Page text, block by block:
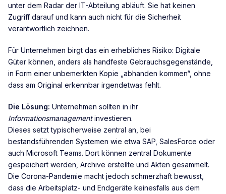
unter dem Radar der IT-Abteilung abläuft. Sie hat keinen
Zugriff darauf und kann auch nicht für die Sicherheit
verantwortlich zeichnen.
Für Unternehmen birgt das ein erhebliches Risiko: Digitale
Güter können, anders als handfeste Gebrauchsgegenstände,
in Form einer unbemerkten Kopie „abhanden kommen“, ohne
dass am Original erkennbar irgendetwas fehlt.
Die Lösung: Unternehmen sollten in ihr
Informationsmanagementinvestieren.
Dieses setzt typischerweise zentral an, bei
bestandsführenden Systemen wie etwa SAP, SalesForce oder
auch Microsoft Teams. Dort können zentral Dokumente
gespeichert werden, Archive erstellte und Akten gesammelt.
Die Corona-Pandemie macht jedoch schmerzhaft bewusst,
dass die Arbeitsplatz- und Endgeräte keinesfalls aus dem